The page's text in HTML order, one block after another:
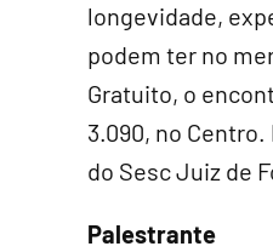
longevidade,
podem ter no
Gratuito, o
3.090, no
do Sesc Juiz de
Palestrante